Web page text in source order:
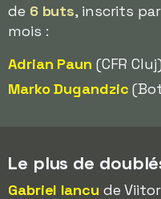
de 6 buts, inscrits
mois :
Adrian Paun (CFR
Marko Dugandzic
Le plus de
Gabriel Iancu de